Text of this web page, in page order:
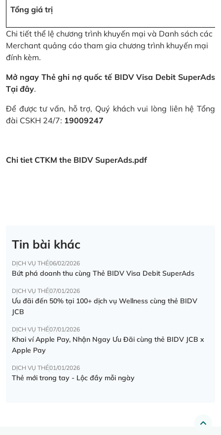
Tổng giá trị
Chi tiết thể lệ chương trình khuyến mại và Danh sách các
Merchant quảng cáo tham gia chương trình khuyến mại
đính kèm.
Mở ngay Thẻ ghi nợ quốc tế BIDV Visa Debit SuperAds
Tại đây.
Để được tư vấn, hỗ trợ, Quý khách vui lòng liên hệ Tổng
đài CSKH 24/7: 19009247
Chi tiet CTKM the BIDV SuperAds.pdf
Tin bài khác
DỊCH VỤ THẺ06/02/2026
Bứt phá doanh thu cùng Thẻ BIDV Visa Debit SuperAds
DỊCH VỤ THẺ07/01/2026
Ưu đãi đến 50% tại 100+ dịch vụ Wellness cùng thẻ BIDV
JCB
DỊCH VỤ THẺ07/01/2026
Khai ví Apple Pay, Nhận Ngay Ưu Đãi cùng thẻ BIDV JCB x
Apple Pay
DỊCH VỤ THẺ01/01/2026
Thẻ mới trong tay - Lộc đầy mỗi ngày